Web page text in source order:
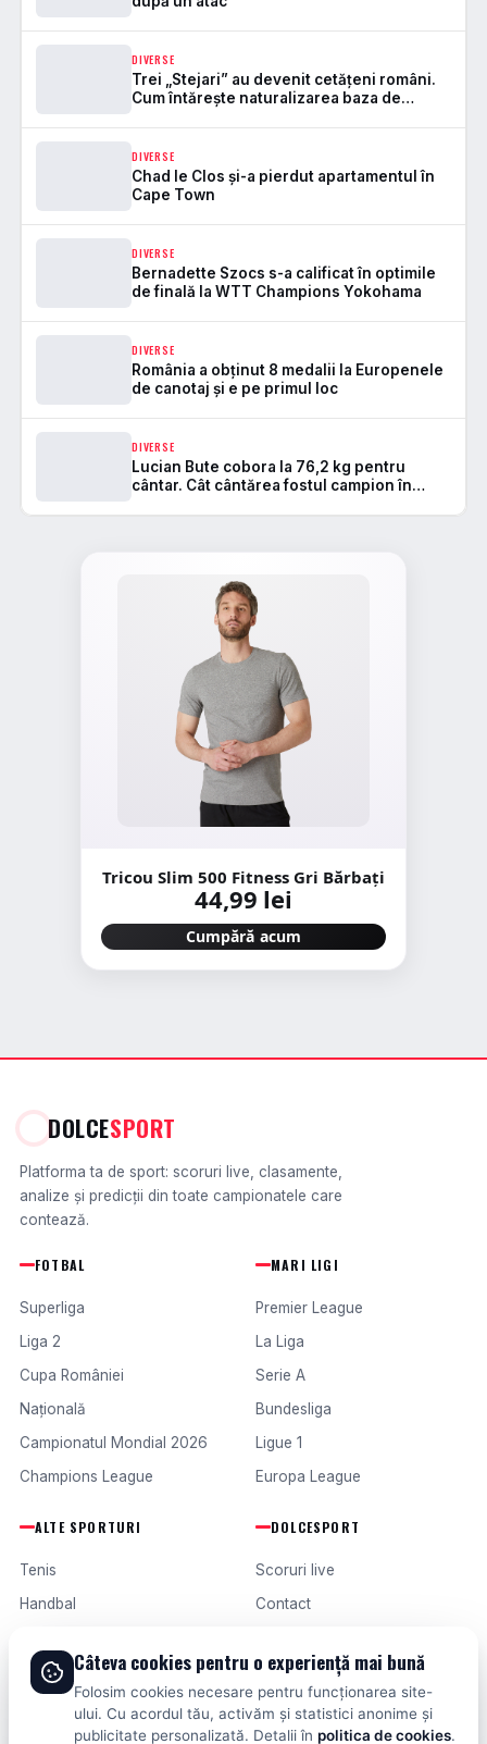
DIVERSE
Trei „Stejari” au devenit cetățeni români.
Cum întărește naturalizarea baza de
DIVERSE
Chad le Clos și-a pierdut apartamentul în
Cape Town
DIVERSE
Bernadette Szocs s-a calificat în optimile
de finală la WTT Champions Yokohama
DIVERSE
România a obținut 8 medalii la Europenele
de canotaj și e pe primul loc
DIVERSE
Lucian Bute cobora la 76,2 kg pentru
cântar. Cât cântărea fostul campion în
Tricou Slim 500 Fitness Gri Bărbați
44,99 lei
Cumpără acum
DOLCESPORT
Platforma ta de sport: scoruri live, clasamente,
analize și predicții din toate campionatele care
contează.
FOTBAL
Superliga
Liga 2
Cupa României
Națională
Campionatul Mondial 2026
Champions League
MARI LIGI
Premier League
La Liga
Serie A
Bundesliga
Ligue 1
Europa League
ALTE SPORTURI
Tenis
Handbal
Formula 1
Fotbal intern
Fotbal extern
DOLCESPORT
Scoruri live
Contact
Termeni și condiții
Câteva cookies pentru o experiență mai bună
Folosim cookies necesare pentru funcționarea site-
ului. Cu acordul tău, activăm și statistici anonime și
publicitate personalizată. Detalii în politica de cookies.